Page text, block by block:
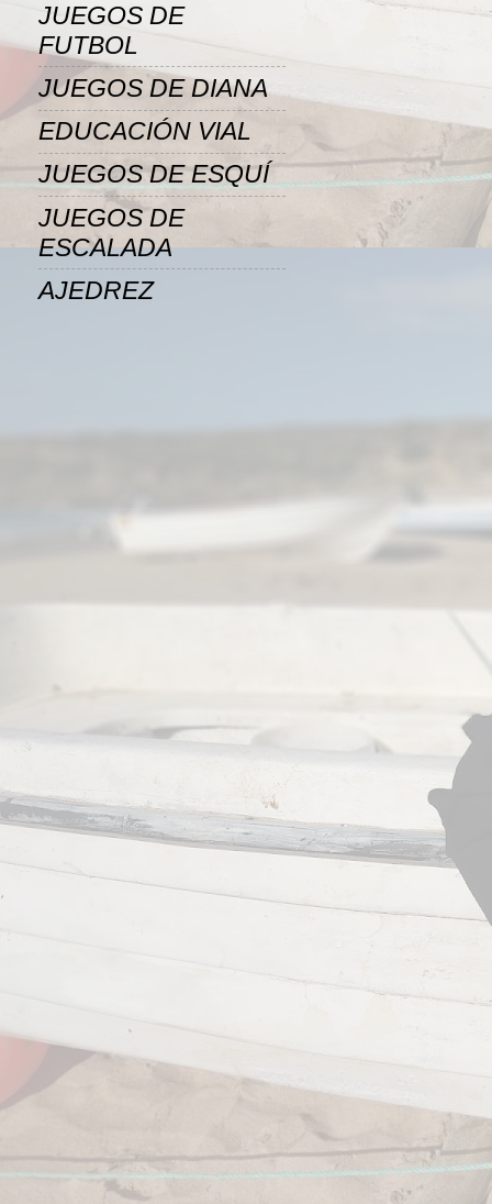
JUEGOS DE
FUTBOL
JUEGOS DE DIANA
EDUCACIÓN VIAL
JUEGOS DE ESQUÍ
JUEGOS DE
ESCALADA
AJEDREZ